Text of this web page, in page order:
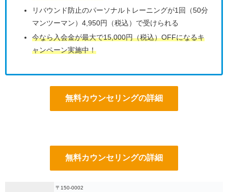
リバウンド防止のパーソナルトレーニングが1回（50分
マンツーマン）4,950円（税込）で受けられる
今なら入会金が最大で15,000円（税込）OFFになるキ
ャンペーン実施中！
無料カウンセリングの詳細
無料カウンセリングの詳細
〒150-0002